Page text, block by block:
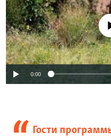
No media
0:00
Гости